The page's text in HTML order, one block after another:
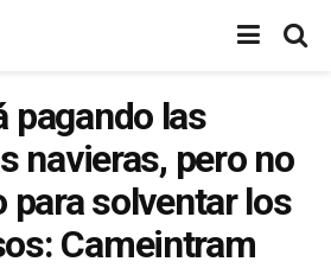
pagando las
navieras, pero no
para solventar los
Cameintram